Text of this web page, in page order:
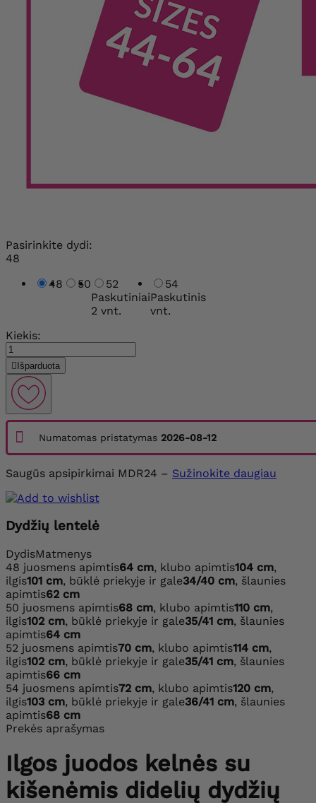
Pasirinkite dydi:
48
48
50
52
Paskutiniai
2 vnt.
54
Paskutinis
vnt.
Kiekis:
Išparduota
Numatomas pristatymas 2026-08-12
Saugūs apsipirkimai MDR24 – Sužinokite daugiau
Dydžių lentelė
DydisMatmenys
48 juosmens apimtis64 cm, klubo apimtis104 cm,
ilgis101 cm, būklė priekyje ir gale34/40 cm, šlaunies
apimtis62 cm
50 juosmens apimtis68 cm, klubo apimtis110 cm,
ilgis102 cm, būklė priekyje ir gale35/41 cm, šlaunies
apimtis64 cm
52 juosmens apimtis70 cm, klubo apimtis114 cm,
ilgis102 cm, būklė priekyje ir gale35/41 cm, šlaunies
apimtis66 cm
54 juosmens apimtis72 cm, klubo apimtis120 cm,
ilgis103 cm, būklė priekyje ir gale36/41 cm, šlaunies
apimtis68 cm
Prekės aprašymas
Ilgos juodos kelnės su
kišenėmis didelių dydžių